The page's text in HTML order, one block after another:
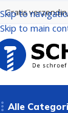
Skip to
Skip to main
Gratis
Alle